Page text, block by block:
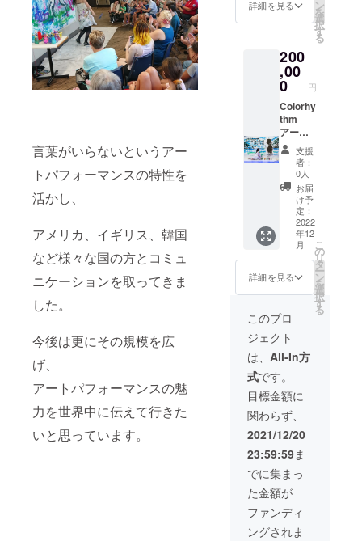
言葉がいらないというアー
トパフォーマンスの特性を
活かし、
アメリカ、イギリス、韓国
など様々な国の方とコミュ
ニケーションを取ってきま
した。
今後は更にその規模を広
げ、
アートパフォーマンスの魅
力を世界中に伝えて行きた
いと思っています。
さい。
・機材
はこち
らで準
備しま
す。 ・
パ
フォー
マンス
はあり
ませ
ん。 ・
日程は
購入後
の調整
となり
ます。
・出来
上がっ
た作品
はお渡
ししま
す。
を1回行
いま
キャン
バスな
どは全
てこち
らで準
備でき
ます。
・テー
マの指
定は出
来ませ
ん。 ・
交通費
別(福岡
県から
の交通
費)。 ・
オンラ
インで
のパ
フォー
マンス
も可
能。 ・
出来上
がった
作品は
お渡し
しま
す。 ・
日程は
購入後
の調整
になり
ます。
(2022年
1月以降
も可能)
詳細を見る ン
を
選
択
す
る
200
,00
0 円
Colorhy
thm
アート
パ
フォー
マンス
出張。
カラリ
ズムリ
サがあ
なただ
けのオ
リジナ
ルの
アート
パ
フォー
マンス
を演
出、披
露しま
す。 ご
希望の
テーマ
で10分
～30分
のパ
フォー
マンス
を1回行
いま
す。参
加型も
可能。
支援
者：
0人
お届
け予
定：
2022
年12
月
詳細を見る
こ
の
リ
タ
ー
ン
を
選
択
す
る
このプロ
ジェクト
は、 All-In方
式です。
目標金額に
関わらず、
2021/12/20
23:59:59ま
でに集まっ
た金額が
ファンディ
ングされま